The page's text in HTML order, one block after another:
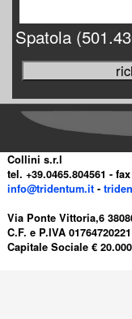
Spatola
Collini s.r.l
tel. +39.0465.804561 -
info@tridentum.it-
Via Ponte Vittoria,6
C.F. e P.IVA
Capitale Sociale €